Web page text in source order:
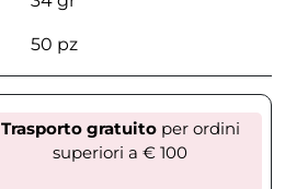
50 pz
Trasporto gratuitoper ordini
superiori a € 100